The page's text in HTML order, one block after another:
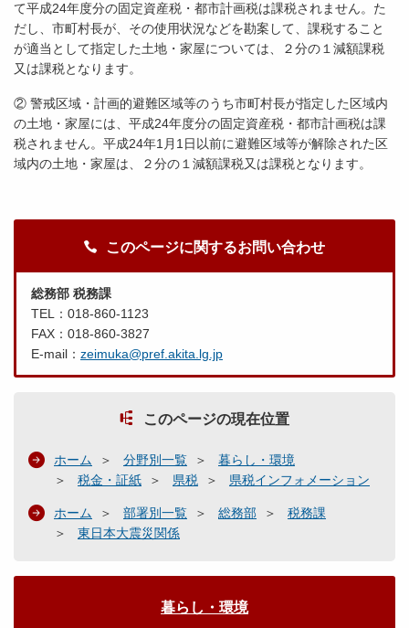
て平成24年度分の固定資産税・都市計画税は課税されません。た
だし、市町村長が、その使用状況などを勘案して、課税すること
が適当として指定した土地・家屋については、２分の１減額課税
又は課税となります。
② 警戒区域・計画的避難区域等のうち市町村長が指定した区域内
の土地・家屋には、平成24年度分の固定資産税・都市計画税は課
税されません。平成24年1月1日以前に避難区域等が解除された区
域内の土地・家屋は、２分の１減額課税又は課税となります。
このページに関するお問い合わせ
総務部 税務課
TEL：018-860-1123
FAX：018-860-3827
E-mail： zeimuka@pref.akita.lg.jp
このページの現在位置
ホーム 分野別一覧
暮らし・環境
税金・証紙
県税 県税インフォメーション
ホーム 部署別一覧 総務部
税務課
東日本大震災関係
暮らし・環境